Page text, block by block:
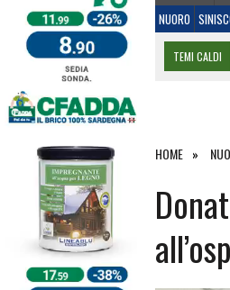
NUORO
TEMI CALDI
27 LUGLIO
HOME